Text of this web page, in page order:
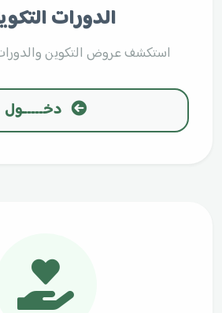
الدورات
استكشف عروض التكوين والدورات
دخـــــول